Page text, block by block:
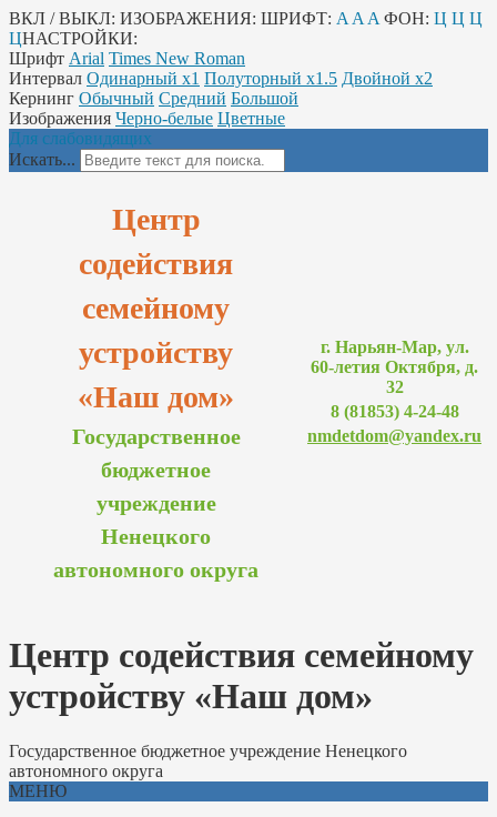
ВКЛ / ВЫКЛ: ИЗОБРАЖЕНИЯ: ШРИФТ: A A A ФОН: Ц Ц Ц
ЦНАСТРОЙКИ:
Шрифт Arial Times New Roman
Интервал Одинарный х1 Полуторный х1.5 Двойной х2
Кернинг Обычный Средний Большой
Изображения Черно-белые Цветные
Для слабовидящих
Искать...
Центр
содействия
семейному
устройству
«Наш дом»
Государственное
бюджетное
учреждение
Ненецкого
автономного округа
г. Нарьян-Мар, ул.
60-летия Октября, д.
32
8 (81853) 4-24-48
nmdetdom@yandex.ru
Центр содействия семейному
устройству «Наш дом»
Государственное бюджетное учреждение Ненецкого
автономного округа
МЕНЮ